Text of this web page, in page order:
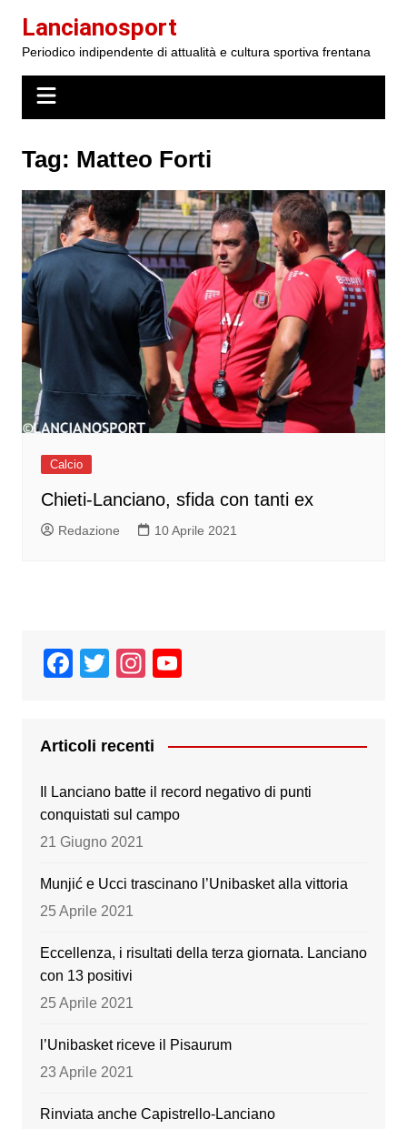
contenuto
Lancianosport
Periodico indipendente di attualità e cultura sportiva frentana
Tag: Matteo Forti
Calcio
Chieti-Lanciano, sfida con tanti ex
Redazione 10 Aprile 2021
F
e
b
o
o
T
er
In
gr
a
m
T
Articoli recenti
Il Lanciano batte il record negativo di punti
conquistati sul campo
21 Giugno 2021
Munjić e Ucci trascinano l’Unibasket alla vittoria
25 Aprile 2021
Eccellenza, i risultati della terza giornata. Lanciano
con 13 positivi
25 Aprile 2021
l’Unibasket riceve il Pisaurum
23 Aprile 2021
Rinviata anche Capistrello-Lanciano